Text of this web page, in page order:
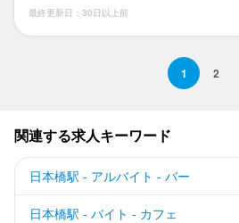
最終更新日：30日以上前
1 2
関連する求人キーワード
日本橋駅 - アルバイト - バー
日本橋駅 - バイト - カフェ